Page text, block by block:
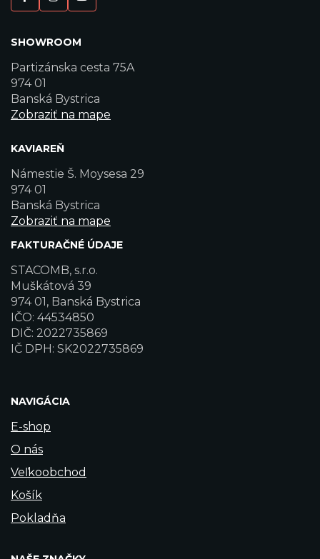
SHOWROOM
Partizánska cesta 75A
974 01
Banská Bystrica
Zobraziť na mape
KAVIAREŇ
Námestie Š. Moysesa 29
974 01
Banská Bystrica
Zobraziť na mape
FAKTURAČNÉ ÚDAJE
STACOMB, s.r.o.
Muškátová 39
974 01, Banská Bystrica
IČO: 44534850
DIČ: 2022735869
IČ DPH: SK2022735869
NAVIGÁCIA
E-shop
O nás
Veľkoobchod
Košík
Pokladňa